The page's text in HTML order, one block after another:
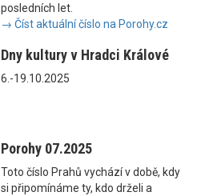
posledních let.
→ Číst aktuální číslo na Porohy.cz
Dny kultury v Hradci Králové
6.-19.10.2025
Porohy 07.2025
Toto číslo Prahů vychází v době, kdy
si připomínáme ty, kdo drželi a